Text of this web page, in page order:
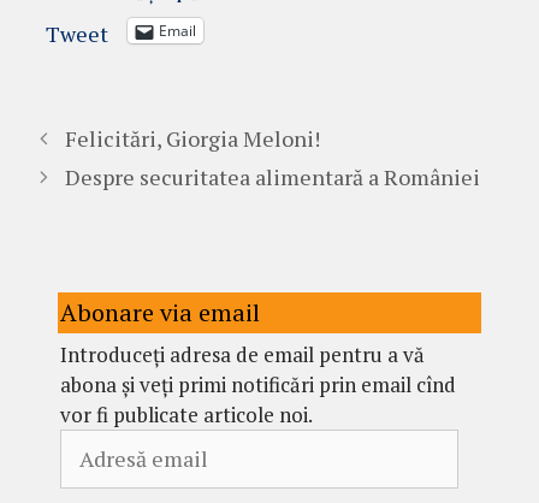
Tweet Email
Felicitări, Giorgia Meloni!
Despre securitatea alimentară a României
Abonare via email
Introduceți adresa de email pentru a vă
abona și veți primi notificări prin email cînd
vor fi publicate articole noi.
email